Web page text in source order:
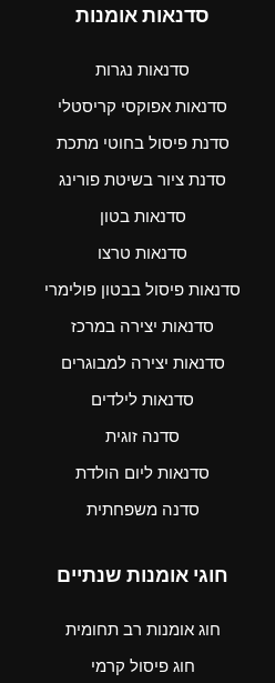
סדנאות אומנות
סדנאות נגרות
סדנאות אפוקסי קריסטלי
סדנת פיסול בחוטי מתכת
סדנת ציור בשיטת פורינג
סדנאות בטון
סדנאות טרצו
סדנאות פיסול בבטון פולימרי
סדנאות יצירה במרכז
סדנאות יצירה למבוגרים
סדנאות לילדים
סדנה זוגית
סדנאות ליום הולדת
סדנה משפחתית
חוגי אומנות שנתיים
חוג אומנות רב תחומית
חוג פיסול קרמי